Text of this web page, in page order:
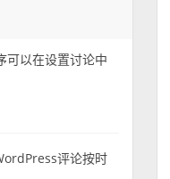
可以在设置讨论中
评论按时